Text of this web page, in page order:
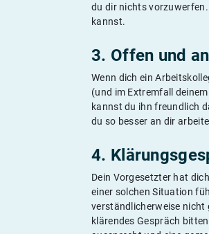
du dir nichts
kannst.
3. Offen und
Wenn dich ein
(und im Extremfall
kannst du ihn freundlich
du so besser an dir
4.
Dein Vorgesetzter hat
einer solchen Situation
verständlicherweise nicht
klärendes Gespräch